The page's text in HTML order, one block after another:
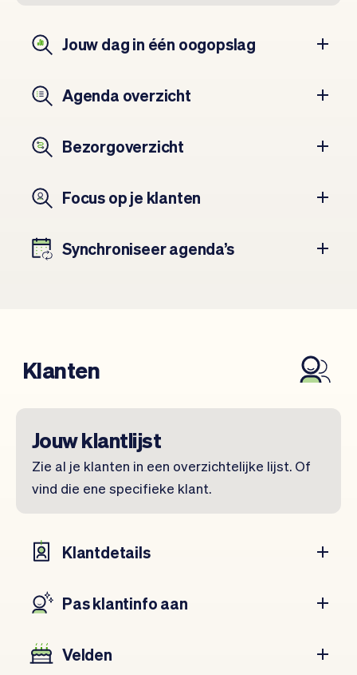
Jouw dag in één oogopslag
Agenda overzicht
Bezorgoverzicht
Focus op je klanten
Synchroniseer agenda’s
Klanten
Jouw klantlijst
Zie al je klanten in een overzichtelijke lijst. Of
vind die ene specifieke klant.
Klantdetails
Pas klant­info aan
Velden